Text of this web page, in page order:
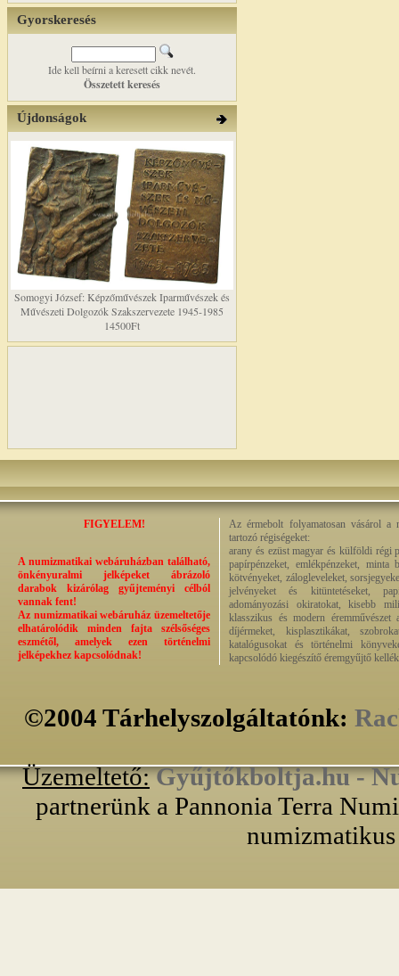
Gyorskeresés
Ide kell beírni a keresett cikk nevét.
Összetett keresés
Újdonságok
Somogyi József: Képzőművészek Iparművészek és
Művészeti Dolgozók Szakszervezete 1945-1985
14500Ft
FIGYELEM!
A numizmatikai webáruházban található,
önkényuralmi jelképeket ábrázoló
darabok kizárólag gyűjteményi célból
vannak fent!
Az numizmatikai webáruház üzemeltetője
elhatárolódik minden fajta szélsőséges
eszmétől, amelyek ezen történelmi
jelképekhez kapcsolódnak!
Az érmebolt folyamatosan vásárol a
tartozó régiségeket:
arany és ezüst magyar és külföldi régi
papírpénzeket, emlékpénzeket, minta
kötvényeket, zálogleveleket,
jelvényeket és kitüntetéseket,
adományozási okiratokat, kisebb
klasszikus és modern éremművészet
díjérmeket, kisplasztikákat,
katalógusokat és történelmi
kapcsolódó kiegészítő éremgyűjtő
©2004 Tárhelyszolgáltatónk:
Üzemeltető: Gyűjtőkboltja.hu -
partnerünk a Pannonia Terra
numizmatikus